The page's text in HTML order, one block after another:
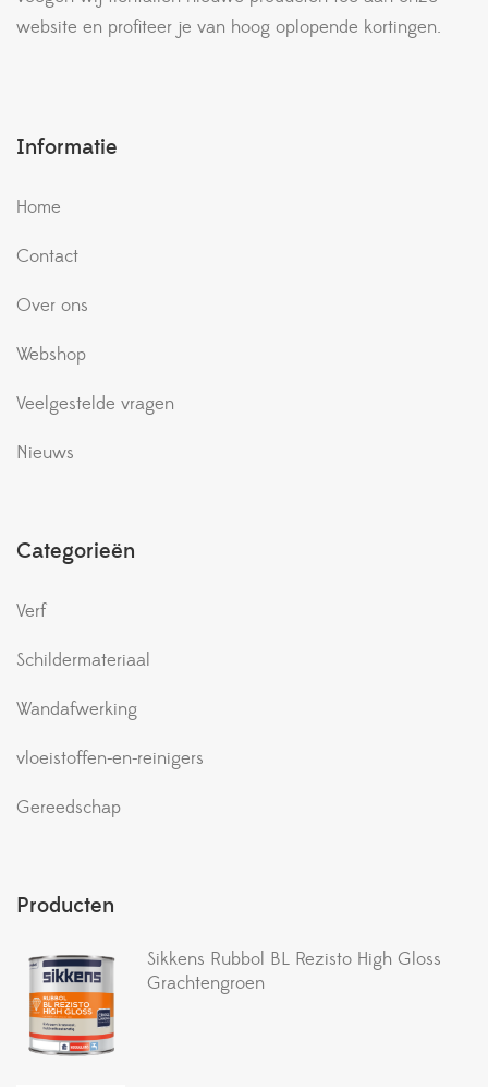
website en profiteer je van hoog oplopende kortingen.
Informatie
Home
Contact
Over ons
Webshop
Veelgestelde vragen
Nieuws
Categorieën
Verf
Schildermateriaal
Wandafwerking
vloeistoffen-en-reinigers
Gereedschap
Producten
Sikkens Rubbol BL Rezisto High Gloss
Grachtengroen